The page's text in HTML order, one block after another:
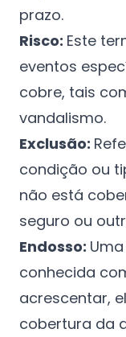
prazo.
Risco: Este
eventos
cobre, tais
vandalismo.
Exclusão:
condição ou
não está
seguro ou
Endosso:
conhecida
acrescentar,
cobertura da